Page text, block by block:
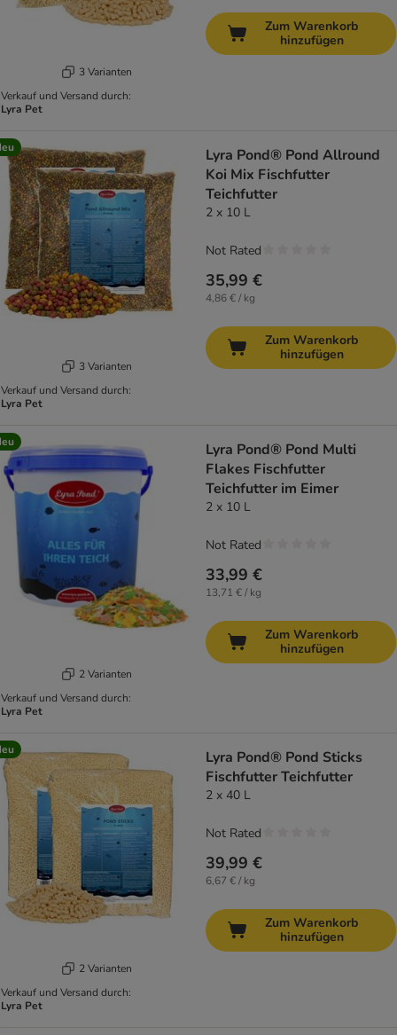
3 Varianten
Verkauf und Versand durch:
Lyra Pet
Zum Warenkorb
hinzufügen
3 Varianten
Verkauf und Versand durch:
Lyra Pet
Lyra Pond® Pond Allround
Koi Mix Fischfutter
Teichfutter
2 x 10 L
35,99 €
4,86 € / kg
Not Rated
Zum Warenkorb
hinzufügen
2 Varianten
Verkauf und Versand durch:
Lyra Pet
Lyra Pond® Pond Multi
Flakes Fischfutter
Teichfutter im Eimer
2 x 10 L
33,99 €
13,71 € / kg
Not Rated
Zum Warenkorb
hinzufügen
2 Varianten
Verkauf und Versand durch:
Lyra Pet
Lyra Pond® Pond Sticks
Fischfutter Teichfutter
2 x 40 L
39,99 €
6,67 € / kg
Not Rated
Zum Warenkorb
hinzufügen